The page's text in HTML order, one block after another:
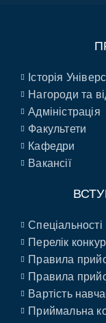
Історія
Нагороди та
Адміністрація
Факультети
Кафедри
Вакансії
Спеціальності
Перелік
Правила
Правила
Вартість
Приймальна